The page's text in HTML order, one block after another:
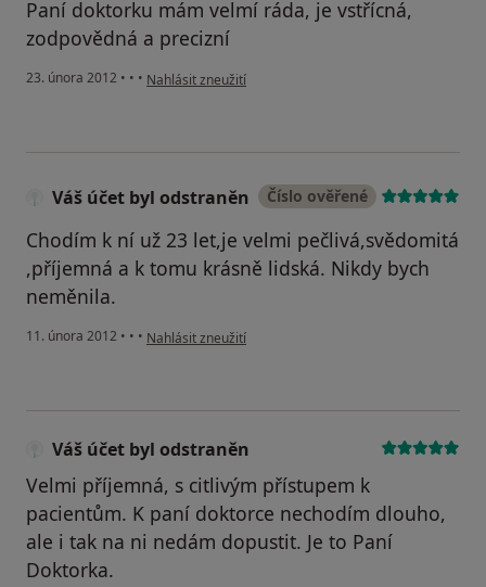
Paní doktorku mám velmí ráda, je vstřícná,
zodpovědná a precizní
23. února 2012 • • • podle názoru uživatele Lenka K.
Nahlásit zneužití
Váš účet byl odstraněn Číslo ověřené
Chodím k ní už 23 let,je velmi pečlivá,svědomitá
,příjemná a k tomu krásně lidská. Nikdy bych
neměnila.
11. února 2012 • • • podle názoru uživatele Váš účet byl odstraněn
Nahlásit zneužití
Váš účet byl odstraněn
Velmi příjemná, s citlivým přístupem k
pacientům. K paní doktorce nechodím dlouho,
ale i tak na ni nedám dopustit. Je to Paní
Doktorka.